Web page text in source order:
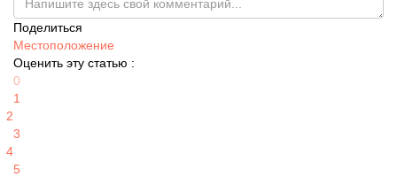
Поделиться
Местоположение
Оценить эту статью :
0
1
2
3
4
5